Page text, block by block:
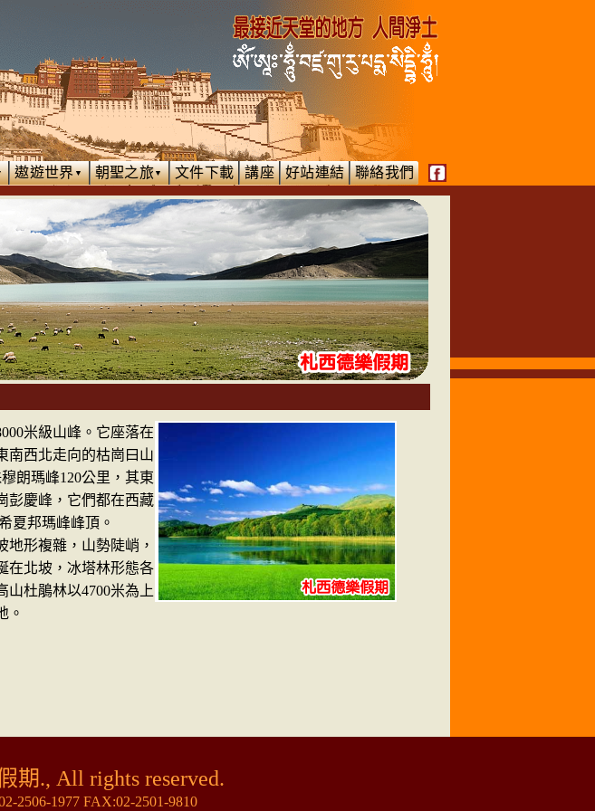
遨遊世界▼ 朝聖之旅▼ 文件下載 講座 好站連結 聯絡我們
米級山峰。它座落在
南西北走向的枯崗曰山
朗瑪峰120公里，其東
彭慶峰，它們都在西藏
夏邦瑪峰峰頂。
形複雜，山勢陡峭，
在北坡，冰塔林形態各
杜鵑林以4700米為上
。
期., All rights reserved.
2506-1977 FAX:02-2501-9810